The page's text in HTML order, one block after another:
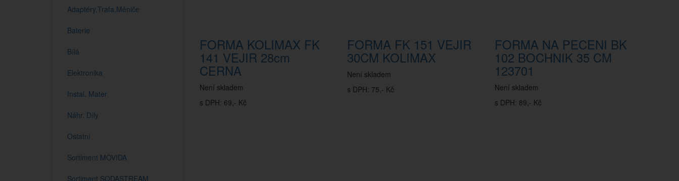
Adaptéry,Trafa,Měniče
Baterie
Bílá
Elektronika
Instal. Mater
Náhr. Díly
Ostatní
Sortiment MOVIDA
Sortiment SODASTREAM
FORMA KOLIMAX FK
141 VEJIR 28cm
CERNA
Není skladem
s DPH: 69,- Kč
FORMA FK 151 VEJIR
30CM KOLIMAX
Není skladem
s DPH: 75,- Kč
FORMA NA PECENI BK
102 BOCHNIK 35 CM
123701
Není skladem
s DPH: 89,- Kč